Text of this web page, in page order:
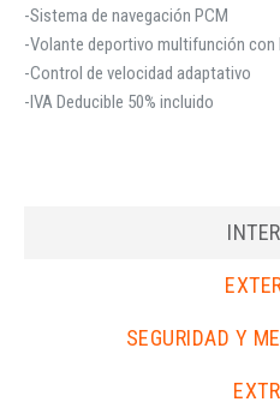
-Sistema de navegación PCM
-Volante deportivo multifunción con
-Control de velocidad adaptativo
-IVA Deducible 50% incluido
SEGURIDAD Y